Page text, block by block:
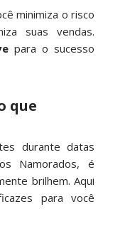
minimiza o risco
suas vendas.
para o sucesso
que
durante datas
Namorados, é
brilhem. Aqui
para você